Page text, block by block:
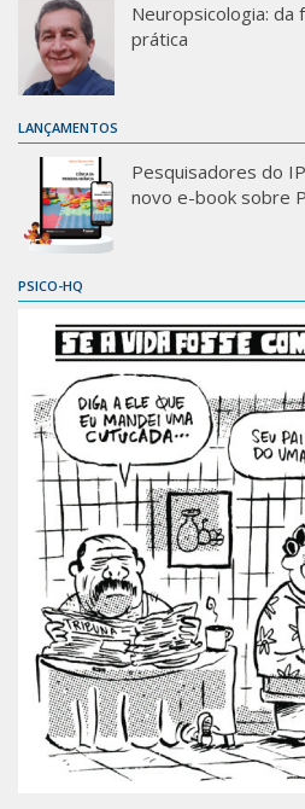
Neuropsicologia: da
prática
LANÇAMENTOS
Pesquisadores do
novo e-book sobre
PSICO-HQ